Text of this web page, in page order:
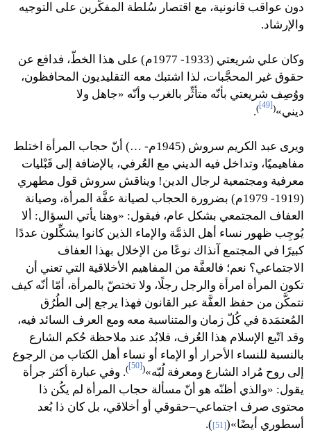
دون عواقب قانونية، مع اقتصار سُلطة المفكِّرين على التوجيه
والإرشاد.
وكان علي شريعتي (1933- 1977م) على هذا الخطّ، فدافع عن
حقوق غير المحجَّبات، لذا اشتبك معه التقليديون المحافظون،
ووُصِف شريعتي بأنّه متأثِّر بالغرب وأنّه «جاهل ولا
ديني»(
[49]
)
.
ويرى عبد الكريم سروش (1945م- …) أنّ حجاب المرأة اختلط
مفاهيميًا، وتداخل فيه الديني مع العُرفي، بالإضافة إلى قَبْليات
معرفية ومجتمعية لرجال الدين! ويناقش سروش قول مطهري
(1919- 1979م) بضرورة الحجاب لصيانة عفَّة المرأة، وصيانة
العفاف المجتمعي بشكل عام، فيقول: «وهنا يأتي السؤال: ألا
يُوجِب ظهور نساء أهل الذمَّة والإماء الذين كانوا يشكِّلون عددًا
كبيرًا في المجتمع آنذاك نوعًا من الإخلال بهذا العفاف
الاجتماعي؟ نعم؛ فالعفَّة من المفاهيم الأخلاقية التي تعني أن
تكون المرأة امرأة والرجل رجلًا، ولا تختصّ بالمرأة، أمّا أنّه كيف
نتمكَّن من حفظ العفَّة عبر القانون فهذا يرجع إلى الطُرُق
المُعتمَدة في كُلّ زمان والمتناسبة معه ومع العرف السائد فيه،
وقد اتّبع الإسلام هذا العُرف، فلابُد عند ملاحظة حُكم الشارع
بالنسبة للنساء الأحرار أو الإماء أو نساء أهل الكتاب من الرجوع
إلى روح مُراد الشارع ومعرفة لُبّه»(
[50]
). وفي عبارة أكثر جرأة
يقول: «والذي أظنّه هو أنّ مسألة حجاب المرأة لم يكُن ذا
محتوى صرف اجتماعي–حقوقي أو أخلاقي، بل كان ذا بُعد
أسطوري أيضًا»([51]
).